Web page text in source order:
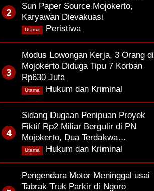
Sun Paper Source Mojokerto,
Karyawan Dievakuasi
Peristiwa,
Utama
Modus Lowongan Kerja, 3 Orang di
Mojokerto Diduga Tipu 7 Korban
Rp630 Juta
Hukum dan Kriminal
Utama
Sidang Dugaan Penipuan Proyek
Fiktif Rp2 Miliar Bergulir di PN
Mojokerto, Dua Terdakwa…
Hukum dan Kriminal
Utama
Pengendara Motor Meninggal usai
Tabrak Truk Parkir di Ngoro